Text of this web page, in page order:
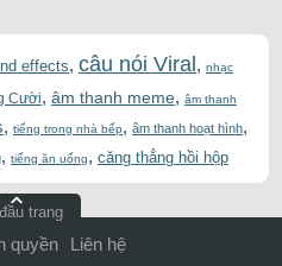
effects, câu nói Viral , nhạc
Cười, âm thanh meme, âm thanh
, tiếng trong nhà bếp, âm thanh hoạt hình,
, tiếng ăn uống, căng thẳng hồi hộp
trang
quyền
Liên hệ